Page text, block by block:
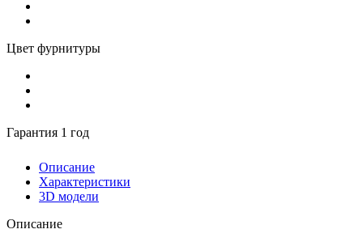
Цвет фурнитуры
Гарантия 1 год
Описание
Характеристики
3D модели
Описание